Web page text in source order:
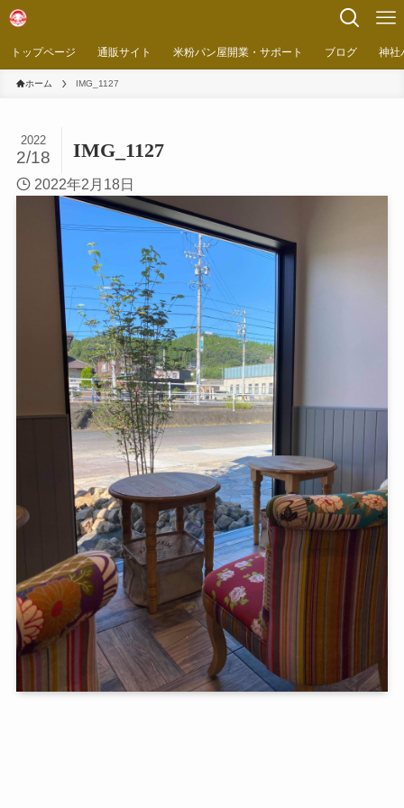
トップページ 通販サイト 米粉パン屋開業・サポート ブログ 神社
ホーム IMG_1127
IMG_1127
2022
2/18
2022年2月18日